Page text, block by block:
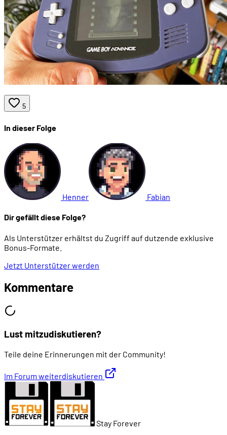
00:26:19 Minispiel 2: Ball
00:27:00 Minispiel 3: Run Run Run
00:27:38 Ein Musikprogramm: "DJ"
00:30:37
00:32:00 Rollenspiel-artige Menüs
00:32:25 "Who are you running from?"
00:36:46 Und was sagt die Presse?
00:39:12
00:45:24 Der BitBoy-Adapter
Unser Fazit
5
In dieser Folge
Henner Fabian
Dir gefällt diese Folge?
Als Unterstützer erhältst du Zugriff auf dutzende exklusive
Bonus-Formate.
Jetzt Unterstützer werden
Kommentare
Lust mitzudiskutieren?
Teile deine Erinnerungen mit der Community!
Im Forum weiterdiskutieren
Stay Forever